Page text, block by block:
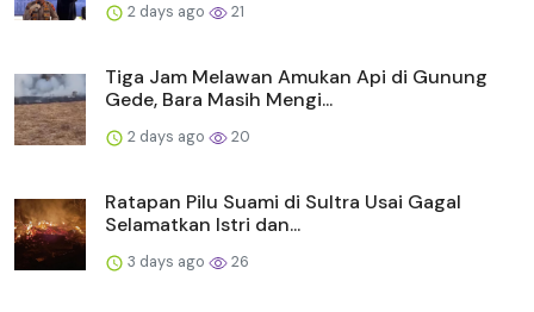
2 days ago 21
Tiga Jam Melawan Amukan Api di Gunung
Gede, Bara Masih Mengi...
2 days ago 20
Ratapan Pilu Suami di Sultra Usai Gagal
Selamatkan Istri dan...
3 days ago 26